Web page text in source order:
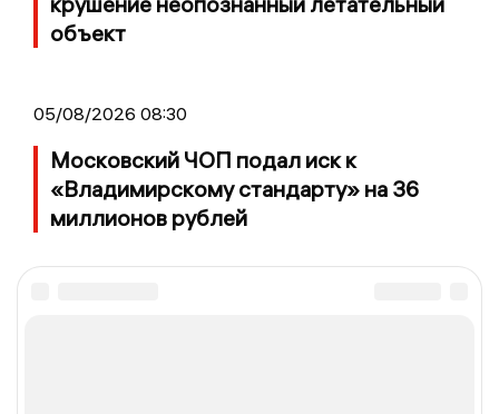
объект
05/08/2026 08:30
Московский ЧОП подал иск к
«Владимирскому стандарту» на 36
миллионов рублей